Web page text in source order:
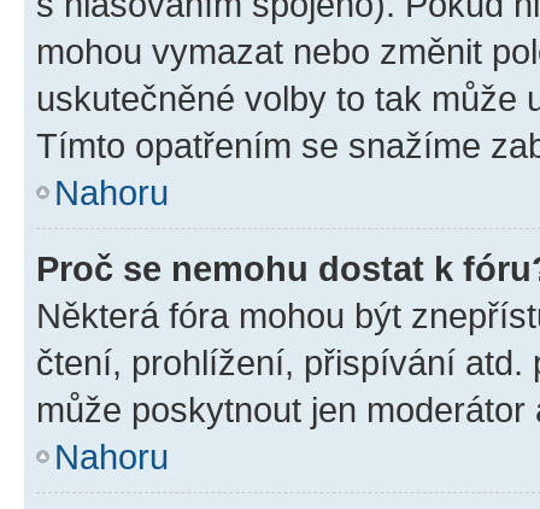
mohou vymazat nebo změnit
uskutečněné volby to tak může
Tímto opatřením se snažíme
Nahoru
Proč se nemohu dostat k
Některá fóra mohou být
čtení, prohlížení, přispívání atd.
může poskytnout jen
Nahoru